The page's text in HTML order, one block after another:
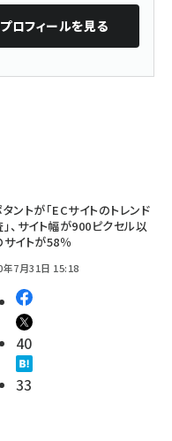
ロフィールを見る
ントが「ECサイトのトレンド
、サイト幅が900ピクセル以
イトが58％
年7月31日 15:18
40
33